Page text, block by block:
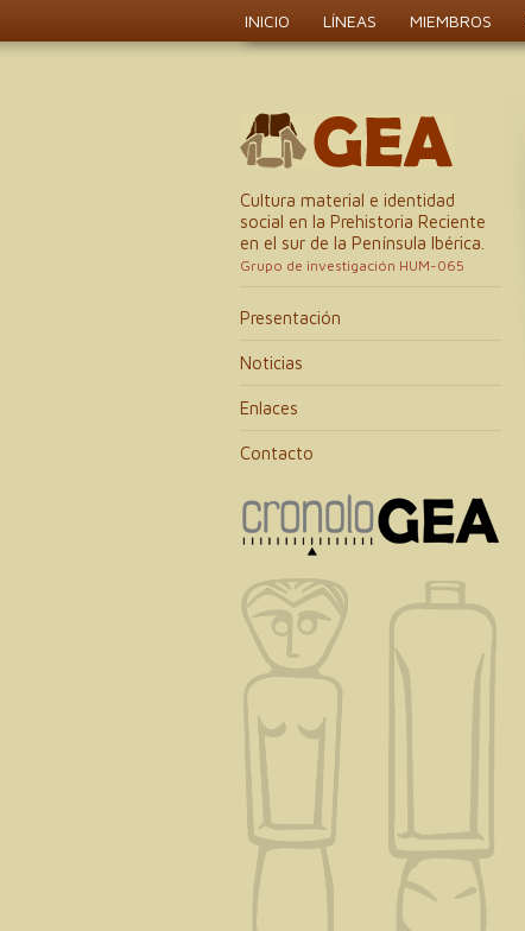
INICIO LÍNEAS MIEMBROS
Cultura material e identidad
social en la Prehistoria Reciente
en el sur de la Península Ibérica.
Grupo de investigación HUM-065
Presentación
Noticias
Enlaces
Contacto